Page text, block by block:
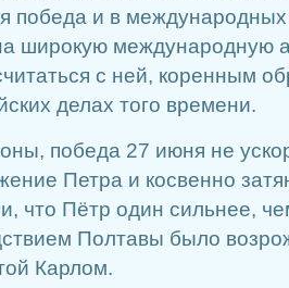
победа и в
широкую международную
с ней, коренным
делах того времени.
победа 27 июня не
Петра и косвенно
что Пётр один сильнее,
Полтавы было
Карлом.